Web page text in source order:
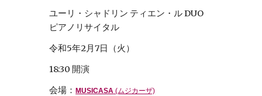
ユーリ・シャドリン ティエン・ル DUO
ピアノリサイタル
令和5年2月7日（火）
18:30 開演
会場：MUSICASA (ムジカーザ)